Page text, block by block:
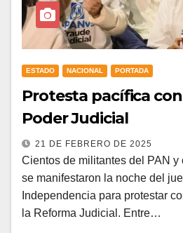
ESTADO NACIONAL PORTADA
Protesta pacífica
Poder Judicial
21 DE FEBRERO DE 2025
Cientos de militantes del PAN
se manifestaron la noche del
Independencia para protestar
la Reforma Judicial. Entre…